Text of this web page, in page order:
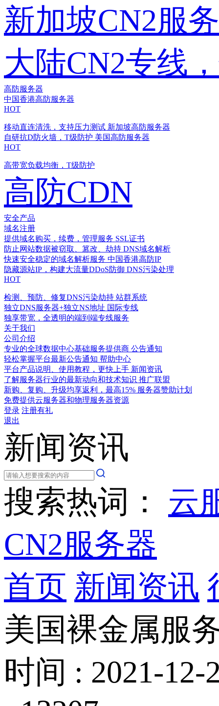
新加坡CN2服
大陆CN2专线
高防服务器
中国香港高防服务器
HOT
移动直连清洗，支持压力测试 新加坡高防服务器
自研抗D防火墙，T级防护 美国高防服务器
HOT
高带宽负载均衡，T级防护
高防CDN
安全产品
域名注册
提供域名购买，续费，管理服务 SSL证书
防止网站数据被窃取、篡改、劫持 DNS域名解析
快速安全稳定的域名解析服务 中国香港高防IP
隐藏源站IP，构建大流量DDoS防御 DNS污染处理
HOT
检测、预防、修复DNS污染劫持 站群系统
独立DNS服务器+独立NS地址 国际专线
独享带宽，全透明的端到端专线服务
关于我们
公司介绍
专业的全球数据中心基础服务提供商 公告通知
轻松掌握平台最新公告通知 帮助中心
平台产品说明、使用教程，更快上手 新闻资讯
了解服务器行业的最新动向和技术知识 推广联盟
新购、复购、升级均享返利，最高15% 服务器赞助计划
免费提供云服务器和物理服务器资源
登录 注册有礼
退出
新闻资讯
搜索热词： 云
CN2服务器
首页 新闻资讯
美国裸金属服
时间 : 2021-12-